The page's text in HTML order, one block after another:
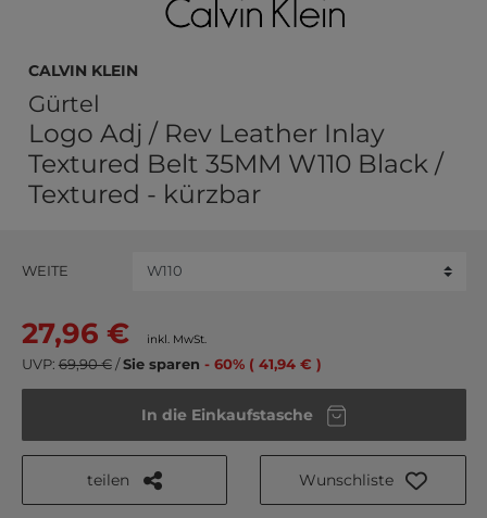
Calvin Klein
Gürtel
Logo Adj / Rev Leather Inlay
Textured Belt 35MM W110 Black /
Textured - kürzbar
WEITE
27,96 € inkl. MwSt.
UVP: 69,90 €/Sie sparen - 60% ( 41,94 € )
In die Einkaufstasche
teilen Wunschliste